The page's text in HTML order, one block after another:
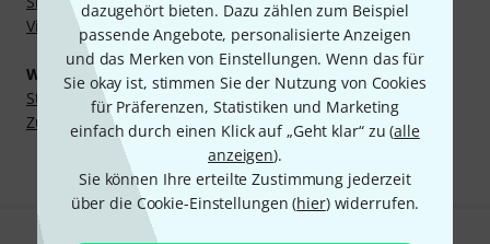
dazugehört bieten. Dazu zählen zum Beispiel
passende Angebote, personalisierte Anzeigen
und das Merken von Einstellungen. Wenn das für
Sie okay ist, stimmen Sie der Nutzung von Cookies
für Präferenzen, Statistiken und Marketing
einfach durch einen Klick auf „Geht klar“ zu (alle
anzeigen).
Sie können Ihre erteilte Zustimmung jederzeit
über die Cookie-Einstellungen (hier) widerrufen.
Videozubehör
Weitere Kategorien
Studio- und Recording-Equipment
Zubehör für Mischverstärker und ELA Endstufen